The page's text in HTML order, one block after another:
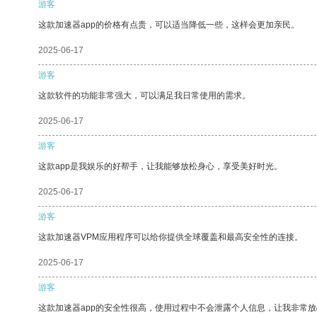
游客
这款加速器app的价格有点贵，可以适当降低一些，这样会更加亲民。
2025-06-17
游客
这款软件的功能非常强大，可以满足我日常使用的需求。
2025-06-17
游客
这款app是我娱乐的好帮手，让我能够放松身心，享受美好时光。
2025-06-17
游客
这款加速器VPM应用程序可以给你提供全球覆盖和最高安全性的连接。
2025-06-17
游客
这款加速器app的安全性很高，使用过程中不会泄露个人信息，让我非常